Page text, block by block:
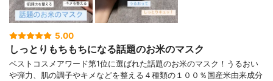
5.00
しっとりもちもちになる話題のお米のマスク
ベストコスメアワード第1位に選ばれた話題のお米のマスク！うるおい
や弾力、肌の調子やキメなどを整える４種類の１００％国産米由来成分